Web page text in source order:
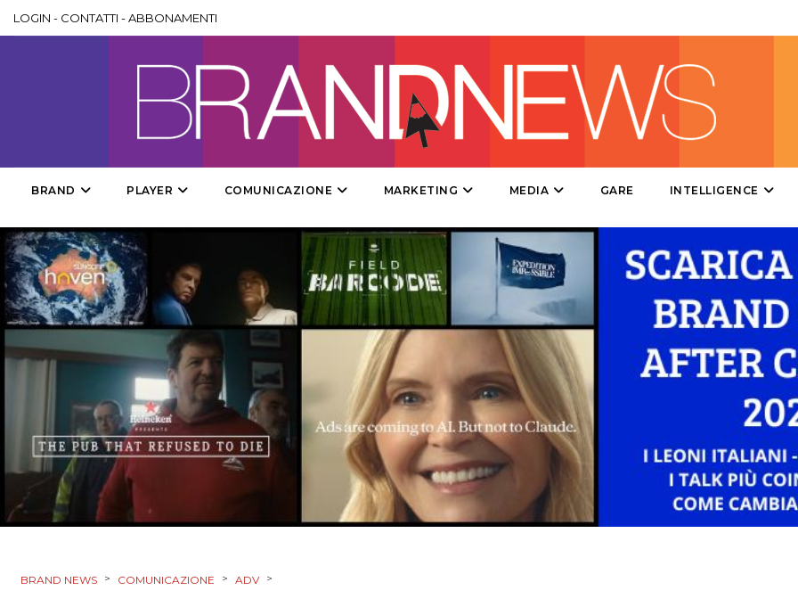
PROMOZIONI
PRODOTTI
STRATEGIE
CINEMA
DIGITALE
EDITORIA
ESTERNA
LOGIN - CONTATTI -ABBONAMENTI
BRAND PLAYER COMUNICAZIONE MARKETING MEDIA GARE INTELLIGENCE
BRAND NEWS > COMUNICAZIONE > ADV >